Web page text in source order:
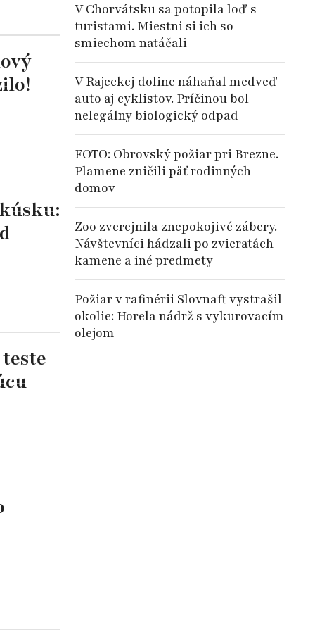
V Chorvátsku sa potopila loď s
turistami. Miestni si ich so
smiechom natáčali
V Rajeckej doline náhaňal medveď
auto aj cyklistov. Príčinou bol
nelegálny biologický odpad
FOTO: Obrovský požiar pri Brezne.
Plamene zničili päť rodinných
domov
Zoo zverejnila znepokojivé zábery.
Návštevníci hádzali po zvieratách
kamene a iné predmety
Požiar v rafinérii Slovnaft vystrašil
okolie: Horela nádrž s vykurovacím
olejom